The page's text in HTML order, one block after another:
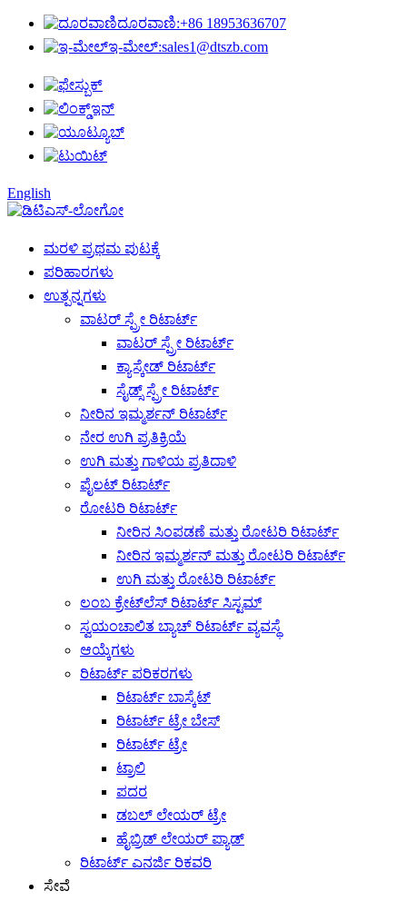
ದೂರವಾಣಿ:+86 18953636707
ಇ-ಮೇಲ್:sales1@dtszb.com
English
ಮರಳಿ ಪ್ರಥಮ ಪುಟಕ್ಕೆ
ಪರಿಹಾರಗಳು
ಉತ್ಪನ್ನಗಳು
ವಾಟರ್ ಸ್ಪ್ರೇ ರಿಟಾರ್ಟ್
ವಾಟರ್ ಸ್ಪ್ರೇ ರಿಟಾರ್ಟ್
ಕ್ಯಾಸ್ಕೇಡ್ ರಿಟಾರ್ಟ್
ಸೈಡ್ಸ್ ಸ್ಪ್ರೇ ರಿಟಾರ್ಟ್
ನೀರಿನ ಇಮ್ಮರ್ಶನ್ ರಿಟಾರ್ಟ್
ನೇರ ಉಗಿ ಪ್ರತಿಕ್ರಿಯೆ
ಉಗಿ ಮತ್ತು ಗಾಳಿಯ ಪ್ರತಿದಾಳಿ
ಪೈಲಟ್ ರಿಟಾರ್ಟ್
ರೋಟರಿ ರಿಟಾರ್ಟ್
ನೀರಿನ ಸಿಂಪಡಣೆ ಮತ್ತು ರೋಟರಿ ರಿಟಾರ್ಟ್
ನೀರಿನ ಇಮ್ಮರ್ಶನ್ ಮತ್ತು ರೋಟರಿ ರಿಟಾರ್ಟ್
ಉಗಿ ಮತ್ತು ರೋಟರಿ ರಿಟಾರ್ಟ್
ಲಂಬ ಕ್ರೇಟ್‌ಲೆಸ್ ರಿಟಾರ್ಟ್ ಸಿಸ್ಟಮ್
ಸ್ವಯಂಚಾಲಿತ ಬ್ಯಾಚ್ ರಿಟಾರ್ಟ್ ವ್ಯವಸ್ಥೆ
ಆಯ್ಕೆಗಳು
ರಿಟಾರ್ಟ್ ಪರಿಕರಗಳು
ರಿಟಾರ್ಟ್ ಬಾಸ್ಕೆಟ್
ರಿಟಾರ್ಟ್ ಟ್ರೇ ಬೇಸ್
ರಿಟಾರ್ಟ್ ಟ್ರೇ
ಟ್ರಾಲಿ
ಪದರ
ಡಬಲ್ ಲೇಯರ್ ಟ್ರೇ
ಹೈಬ್ರಿಡ್ ಲೇಯರ್ ಪ್ಯಾಡ್
ರಿಟಾರ್ಟ್ ಎನರ್ಜಿ ರಿಕವರಿ
ಸೇವೆ